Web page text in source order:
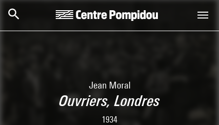
Jean Moral
Ouvriers, Londres
1934